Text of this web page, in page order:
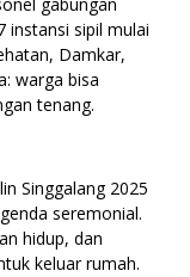
instansi sipil mulai
Damkar,
warga bisa
tenang.
Singgalang 2025
seremonial.
hidup, dan
keluar rumah.